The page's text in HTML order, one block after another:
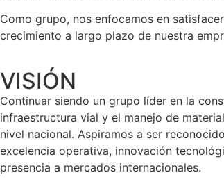
Como grupo, nos enfocamos en
crecimiento a largo plazo de nuestra
VISIÓN
Continuar siendo un grupo líder en la
infraestructura vial y el manejo de
nivel nacional. Aspiramos a ser
excelencia operativa, innovación
presencia a mercados internacionales.